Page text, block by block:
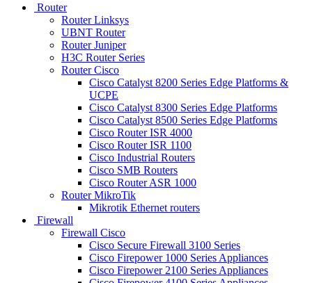
Router
Router Linksys
UBNT Router
Router Juniper
H3C Router Series
Router Cisco
Cisco Catalyst 8200 Series Edge Platforms &
UCPE
Cisco Catalyst 8300 Series Edge Platforms
Cisco Catalyst 8500 Series Edge Platforms
Cisco Router ISR 4000
Cisco Router ISR 1100
Cisco Industrial Routers
Cisco SMB Routers
Cisco Router ASR 1000
Router MikroTik
Mikrotik Ethernet routers
Firewall
Firewall Cisco
Cisco Secure Firewall 3100 Series
Cisco Firepower 1000 Series Appliances
Cisco Firepower 2100 Series Appliances